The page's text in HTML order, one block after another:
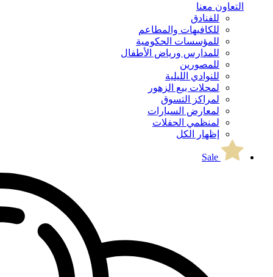
التعاون معنا
للفنادق
للكافيهات والمطاعم
للمؤسسات الحكومية
للمدارس ورياض الأطفال
للمصورين
للنوادي الليلية
لمحلات بيع الزهور
لمراكز التسوق
لمعارض السيارات
لمنظمي الحفلات
إظهار الكل